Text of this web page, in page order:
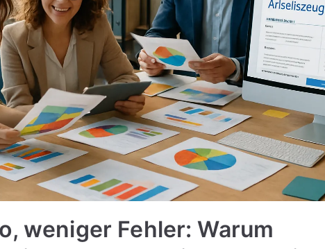
weniger Fehler: Warum